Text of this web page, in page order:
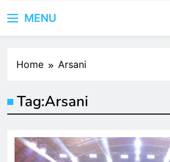
MENU
Home Arsani
Tag:Arsani